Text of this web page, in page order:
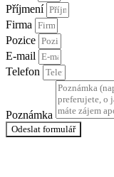
Příjmení
Firma
Pozice
E-mail
Telefon
Poznámka
Odeslat formulář